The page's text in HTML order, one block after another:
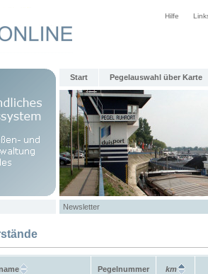
Hilfe
Start Pegelauswahl über Karte
Newsletter
Pegelnummer km